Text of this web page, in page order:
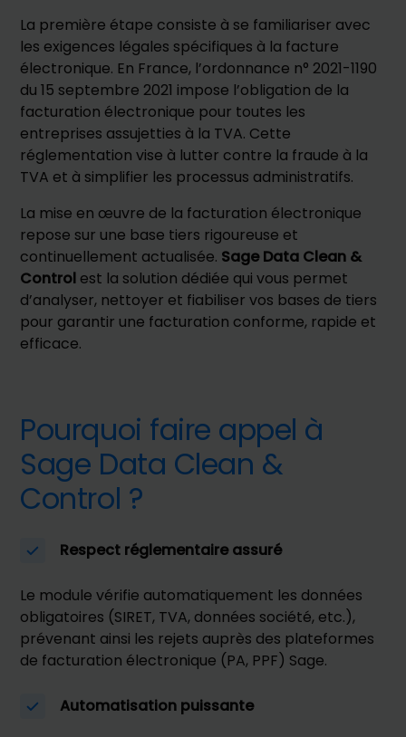
La première étape consiste à se familiariser avec
les exigences légales spécifiques à la facture
électronique. En France, l’ordonnance n° 2021-1190
du 15 septembre 2021 impose l’obligation de la
facturation électronique pour toutes les
entreprises assujetties à la TVA. Cette
réglementation vise à lutter contre la fraude à la
TVA et à simplifier les processus administratifs.
La mise en œuvre de la facturation électronique
repose sur une base tiers rigoureuse et
continuellement actualisée. Sage Data Clean &
Control est la solution dédiée qui vous permet
d’analyser, nettoyer et fiabiliser vos bases de tiers
pour garantir une facturation conforme, rapide et
efficace.
Pourquoi faire appel à
Sage Data Clean &
Control ?
Respect réglementaire assuré
Le module vérifie automatiquement les données
obligatoires (SIRET, TVA, données société, etc.),
prévenant ainsi les rejets auprès des plateformes
de facturation électronique (PA, PPF) Sage.
Automatisation puissante